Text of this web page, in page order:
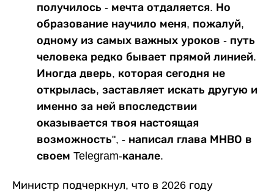
получилось - мечта отдаляется. Но
образование научило меня, пожалуй,
одному из самых важных уроков - путь
человека редко бывает прямой линией.
Иногда дверь, которая сегодня не
открылась, заставляет искать другую и
именно за ней впоследствии
оказывается твоя настоящая
возможность", - написал глава МНВО в
своем Telegram-канале.
Министр подчеркнул, что в 2026 году